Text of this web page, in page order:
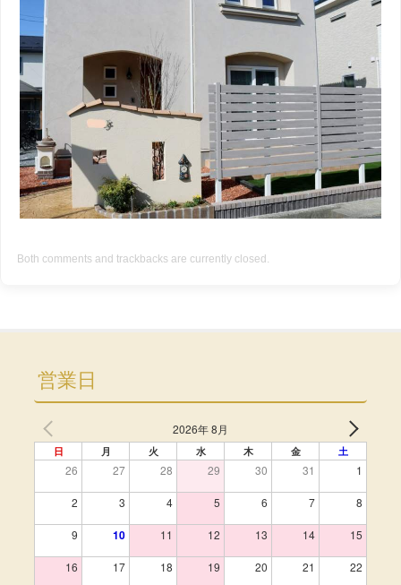
Both comments and trackbacks are currently closed.
営業日
2026年 8月
日 月 火 水 木 金 土
26 27 28 29 30 31 1
2 3 4 5 6 7 8
9 10 11 12 13 14 15
16 17 18 19 20 21 22